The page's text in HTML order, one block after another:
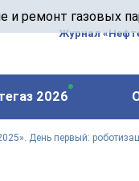
и ремонт газовых
сервисом
поршневых
ИНН 7802588950
Журнал
2026
День первый: